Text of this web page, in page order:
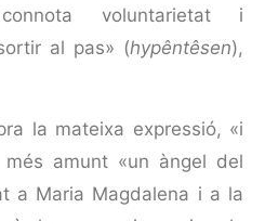
voluntarietat i
al pas» (hypêntêsen),
la mateixa expressió, «i
amunt «un àngel del
a Maria Magdalena i a la